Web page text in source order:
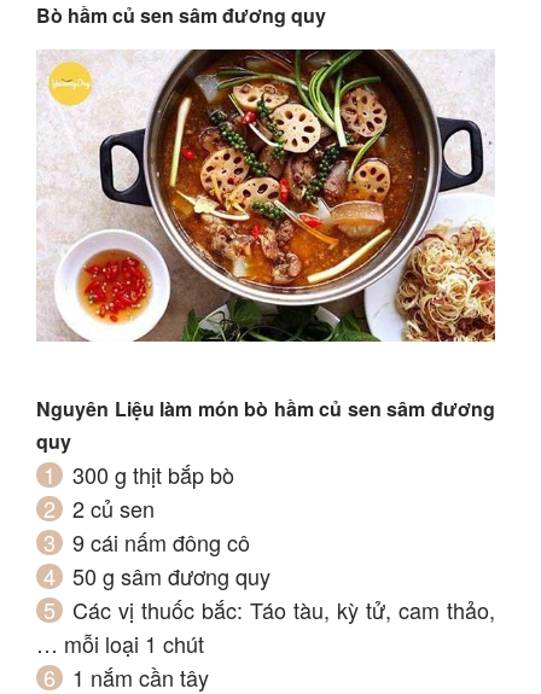
Bò hầm củ sen sâm đương quy
Nguyên Liệu làm món bò hầm củ sen sâm đương
quy
300 g thịt bắp bò
2 củ sen
9 cái nấm đông cô
50 g sâm đương quy
Các vị thuốc bắc: Táo tàu, kỳ tử, cam thảo,
… mỗi loại 1 chút
1 nắm cần tây